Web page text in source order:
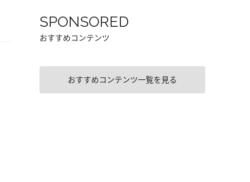
SPONSORED
おすすめコンテンツ
おすすめコンテンツ一覧を見る